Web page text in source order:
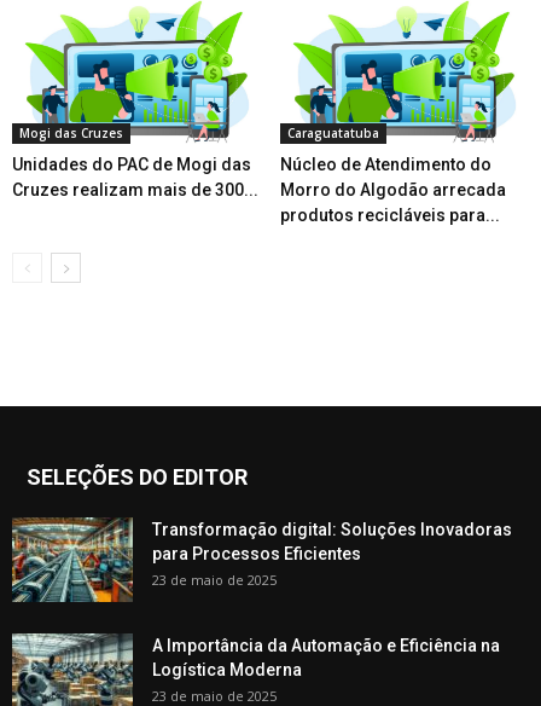
Mogi das Cruzes
Unidades do PAC de Mogi das
Cruzes realizam mais de 300...
Caraguatatuba
Núcleo de Atendimento do
Morro do Algodão arrecada
produtos recicláveis para...
SELEÇÕES DO EDITOR
Transformação digital: Soluções Inovadoras
para Processos Eficientes
23 de maio de 2025
A Importância da Automação e Eficiência na
Logística Moderna
23 de maio de 2025